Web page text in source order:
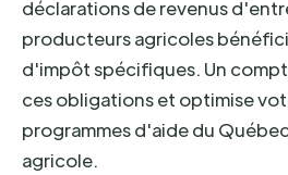
déclarations de revenus
producteurs agricoles
d'impôt spécifiques. Un
ces obligations et optimise
programmes d'aide du
agricole.